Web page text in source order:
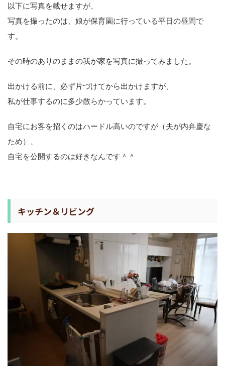
以下に写真を載せますが、
写真を撮ったのは、娘が保育園に行っている平日の昼間で
す。
その時のありのままの我が家を写真に撮ってみました。
出かける前に、必ず片づけてから出かけますが、
私が仕事するのに多少散らかっています。
自宅にお客を招くのはハードル高いのですが（夫が内弁慶な
ため）、
自宅を公開するのは好きなんです＾＾
キッチン＆リビング